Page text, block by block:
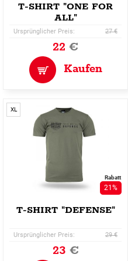
T-SHIRT "ONE FOR
ALL"
Ursprünglicher Preis: 27 €
22€
Kaufen
XL
Rabatt
21%
T-SHIRT "DEFENSE"
Ursprünglicher Preis: 29 €
23€